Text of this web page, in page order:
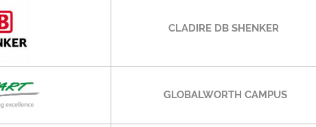
CLADIRE DB SHENKER
GLOBALWORTH CAMPUS